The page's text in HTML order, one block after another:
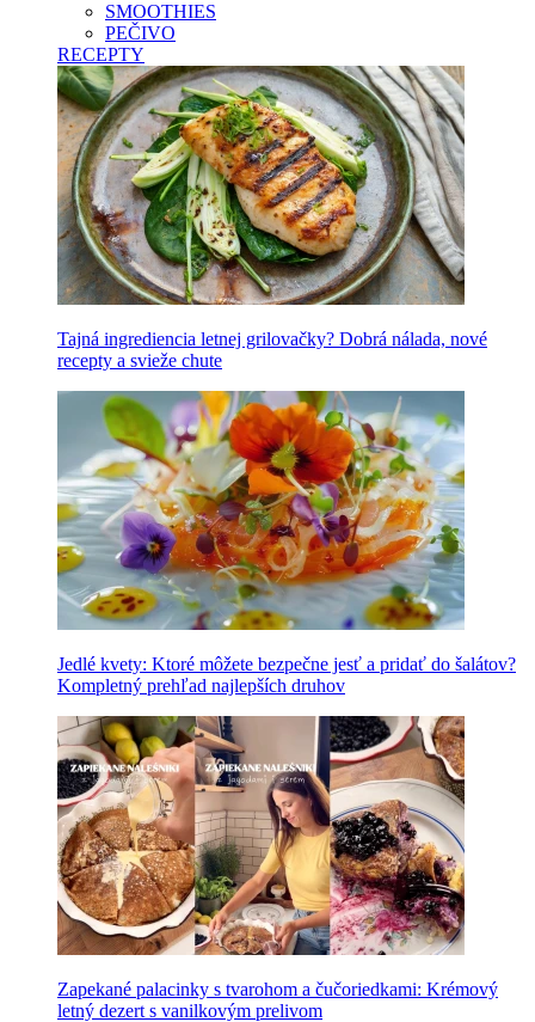
SMOOTHIES
PEČIVO
RECEPTY
Tajná ingrediencia letnej grilovačky? Dobrá nálada, nové
recepty a svieže chute
Jedlé kvety: Ktoré môžete bezpečne jesť a pridať do šalátov?
Kompletný prehľad najlepších druhov
Zapekané palacinky s tvarohom a čučoriedkami: Krémový
letný dezert s vanilkovým prelivom